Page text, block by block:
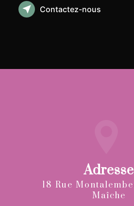
Contactez-nous
Adresse
18 Rue Montalembert, 25120
Maîche